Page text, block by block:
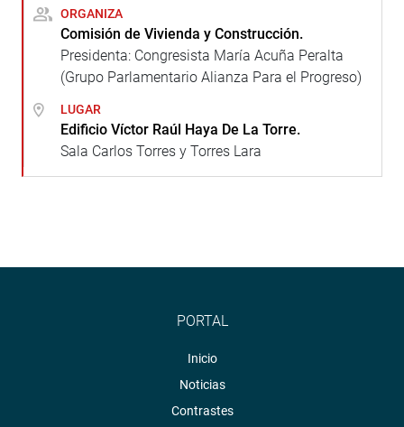
ORGANIZA
Comisión de Vivienda y Construcción.
Presidenta: Congresista María Acuña Peralta
(Grupo Parlamentario Alianza Para el Progreso)
LUGAR
Edificio Víctor Raúl Haya De La Torre.
Sala Carlos Torres y Torres Lara
PORTAL
Inicio
Noticias
Contrastes